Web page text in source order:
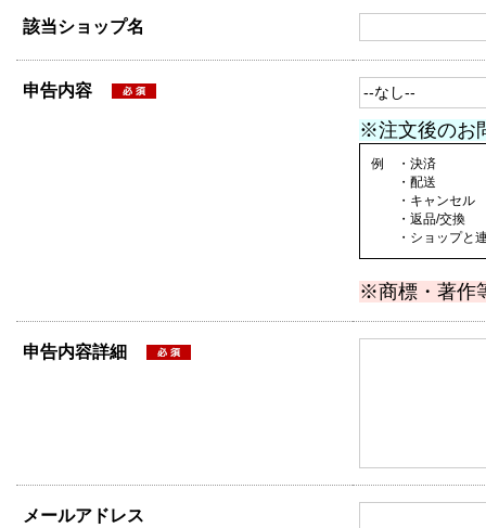
該当ショップ名
申告内容
※注文後のお
例 ・決済
・配送
・キャンセル
・返品/交換
・ショップと連
※商標・著作
申告内容詳細
メールアドレス